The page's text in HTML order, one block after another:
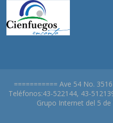
=========== Ave 54 No.
Teléfonos:43-522144, 43-
Grupo Internet del 5 de